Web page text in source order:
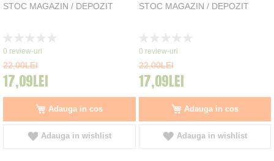
STOC MAGAZIN / DEPOZIT
0%
0 review-uri
22,00LEI
17,09LEI
Adauga in cos
Adauga in wishlist
STOC MAGAZIN / DEPOZIT
0%
0 review-uri
22,00LEI
17,09LEI
Adauga in cos
Adauga in wishlist